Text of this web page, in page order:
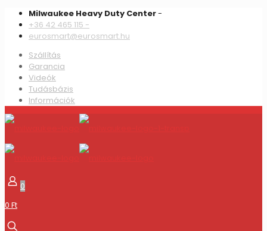
Milwaukee Heavy Duty Center-
+36 42 465 115 -
eurosmart@eurosmart.hu
Szállítás
Garancia
Videók
Tudásbázis
Információk
0
0 Ft